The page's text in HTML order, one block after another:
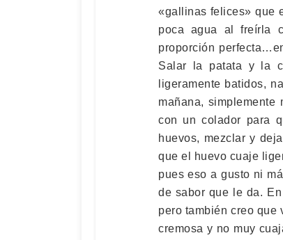
«gallinas felices» que
poca agua al freírla
proporción
Salar la patata y la
ligeramente batidos,
mañana,
con un colador para
huevos, mezclar y
que el huevo cuaje
pues eso a gusto ni
de sabor que le da.
pero también creo que
cremosa y no muy